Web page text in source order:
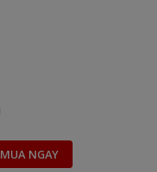
MUA NGAY